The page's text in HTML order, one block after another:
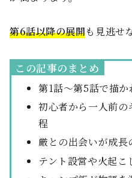
第6話以降の展開も見逃せ
この記事のまとめ
第1話〜第5話で描
初心者から一人前の
程
厳との出会いが成長
テント設営や火起